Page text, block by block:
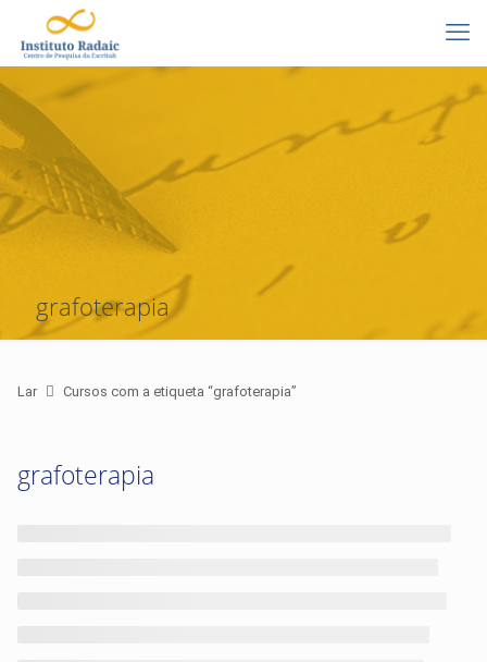
grafoterapia
Lar Cursos com a etiqueta “grafoterapia”
grafoterapia